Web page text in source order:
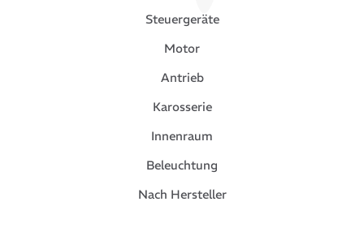
Steuergeräte
Motor
Antrieb
Karosserie
Innenraum
Beleuchtung
Nach Hersteller